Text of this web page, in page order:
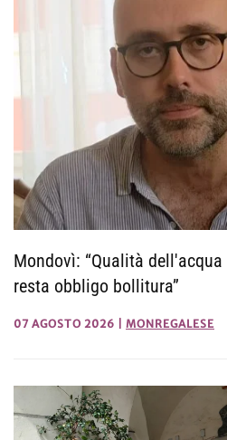
Mondovì: “Qualità
resta obbligo bollitura”
07 AGOSTO 2026 MONREGALESE